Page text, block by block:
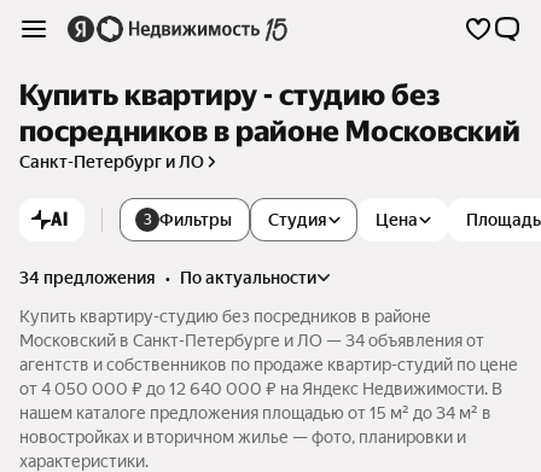
Купить квартиру - студию без
посредников в районе Московский
Санкт-Петербург и ЛО
AI 3 Фильтры Студия Цена Площадь
34 предложения •
по актуальности
Купить квартиру-студию без посредников в районе
Московский в Санкт-Петербурге и ЛО — 34 объявления от
агентств и собственников по продаже квартир-студий по цене
от 4 050 000 ₽ до 12 640 000 ₽ на Яндекс Недвижимости. В
нашем каталоге предложения площадью от 15 м² до 34 м² в
новостройках и вторичном жилье — фото, планировки и
характеристики.